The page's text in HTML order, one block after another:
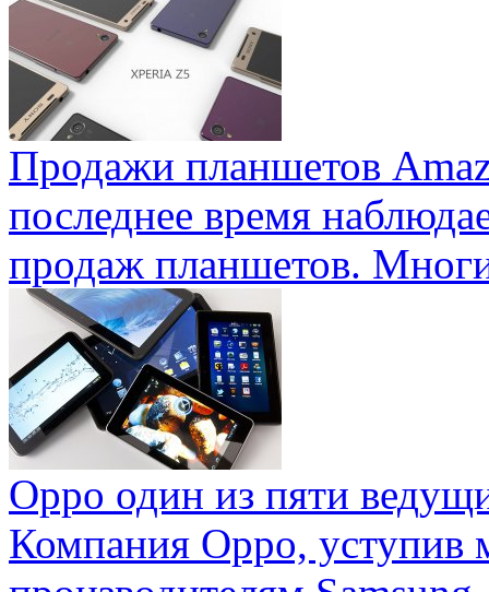
Продажи планшетов
последнее время
продаж планшетов.
Oppo один из пяти
Компания Oppo, уступив